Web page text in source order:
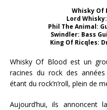
Whisky Of
Lord
Phil The Animal:
Swindler: Bass
King Of Ricqles:
Whisky Of Blood est un
racines du rock des
étant du rock’n’roll, plein de
Aujourd’hui, ils annoncent